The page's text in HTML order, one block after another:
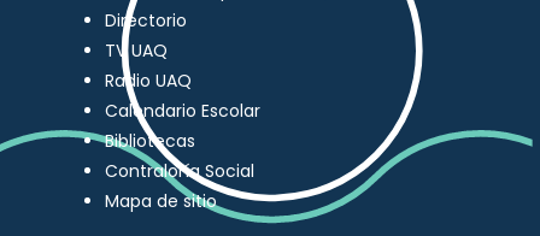
Directorio
TV UAQ
Radio UAQ
Calendario Escolar
Bibliotecas
Contraloría Social
Mapa de sitio